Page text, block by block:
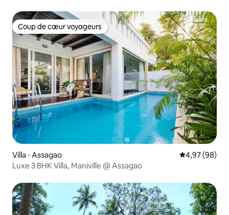
Coup de cœur voyageurs
Coup de cœur voyageurs
Villa ⋅ Assagao Évaluation
4,97 (98)
Luxe 3 BHK Villa, Maniville @ Assagao